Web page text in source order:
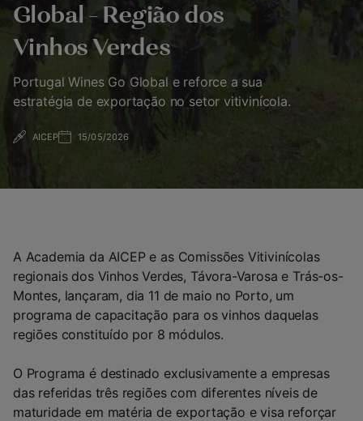
Global – Região dos
Vinhos Verdes
Portugal Wines Go Global e reforce a sua
estratégia de exportação no setor vitivinícola.
AICEP 15/05/2026
A Academia da AICEP e as Comissões Vitivinícolas
regionais dos Vinhos Verdes, Távora-Varosa e Trás-os-
Montes, lançaram, dia 11 de maio no Porto, um
programa de capacitação para os vinhos daquelas
regiões constituído por 8 módulos.
O Programa é destinado exclusivamente a empresas
das referidas três regiões com diferentes níveis de
maturidade em matéria de exportação e visa reforçar